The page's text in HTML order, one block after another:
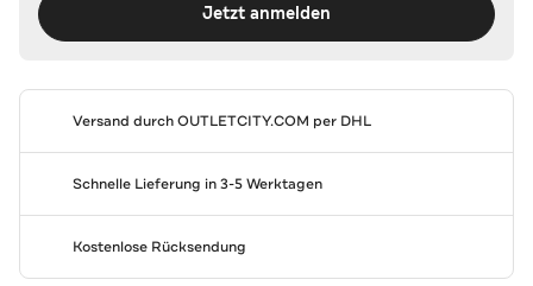
Jetzt anmelden
Versand durchOUTLETCITY.COM per DHL
Schnelle Lieferung in 3-5 Werktagen
Kostenlose Rücksendung